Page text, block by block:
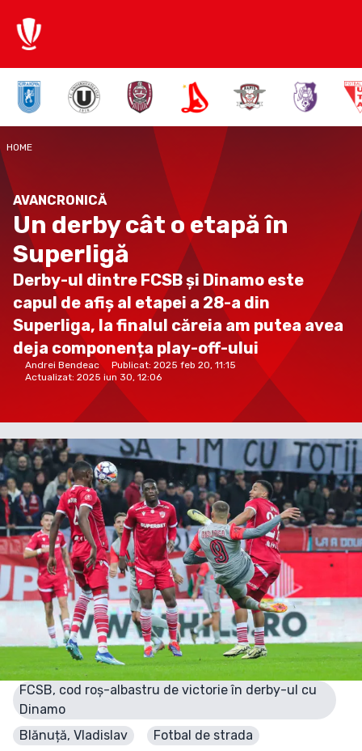
HOME
AVANCRONICĂ
Un derby cât o etapă în
Superligă
Derby-ul dintre FCSB și Dinamo este
capul de afiș al etapei a 28-a din
Superliga, la finalul căreia am putea avea
deja componența play-off-ului
Andrei Bendeac Publicat: 2025 feb 20, 11:15
Actualizat: 2025 iun 30, 12:06
FCSB, cod roș-albastru de victorie în derby-ul cu
Dinamo
Blănuță, Vladislav
Fotbal de strada